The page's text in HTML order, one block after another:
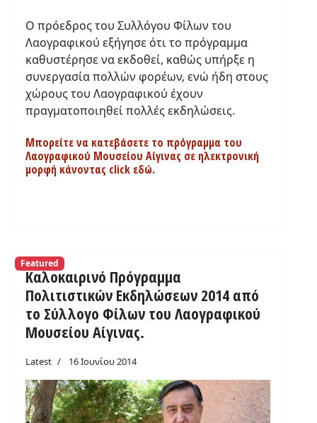
Ο πρόεδρος του Συλλόγου Φίλων του
Λαογραφικού εξήγησε ότι το πρόγραμμα
καθυστέρησε να εκδοθεί, καθώς υπήρξε η
συνεργασία πολλών φορέων, ενώ ήδη στους
χώρους του Λαογραφικού έχουν
πραγματοποιηθεί πολλές εκδηλώσεις.
Μπορείτε να κατεβάσετε το πρόγραμμα του
Λαογραφικού Μουσείου Αίγινας σε ηλεκτρονική
μορφή κάνοντας click εδώ.
Featured
Καλοκαιρινό Πρόγραμμα
Πολιτιστικών Εκδηλώσεων 2014 από
το Σύλλογο Φίλων του Λαογραφικού
Μουσείου Αίγινας.
Latest 16 Ιουνίου 2014